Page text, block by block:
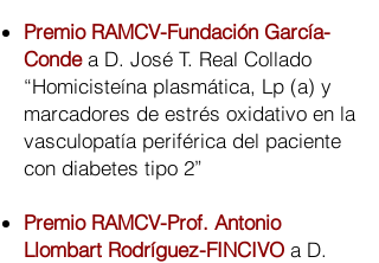
Premio RAMCV-Fundación García-
Condea D. José T. Real Collado
“Homicisteína plasmática, Lp (a) y
marcadores de estrés oxidativo en la
vasculopatía periférica del paciente
con diabetes tipo 2”
Premio RAMCV-Prof. Antonio
Llombart Rodríguez-FINCIVO a D.